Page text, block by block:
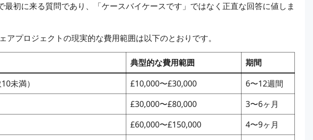
最初に来る質問であり、「ケースバイケースです」ではなく正直な回答に値しま
アプロジェクトの現実的な費用範囲は以下のとおりです。
典型的な費用範囲
期間
未満）
£10,000〜£30,000
6〜12週間
£30,000〜£80,000
3〜6ヶ月
£60,000〜£150,000
4〜9ヶ月